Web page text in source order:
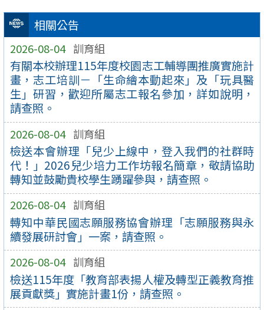
相關公告
2026-08-04 訓育組
有關本校辦理115年度校園志工輔導團推廣實施計
畫，志工培訓－「生命繪本動起來」及「玩具醫
生」研習，歡迎所屬志工報名參加，詳如說明，
請查照。
2026-08-04 訓育組
檢送本會辦理「兒少上線中，登入我們的社群時
代！」2026兒少培力工作坊報名簡章，敬請協助
轉知並鼓勵貴校學生踴躍參與，請查照。
2026-08-04 訓育組
轉知中華民國志願服務協會辦理「志願服務與永
續發展研討會」一案，請查照。
2026-08-04 訓育組
檢送115年度「教育部表揚人權及轉型正義教育推
展貢獻獎」實施計畫1份，請查照。